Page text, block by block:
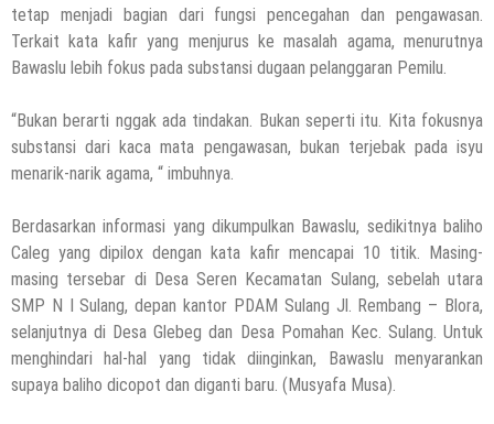
tetap menjadi bagian dari fungsi pencegahan dan pengawasan.
Terkait kata kafir yang menjurus ke masalah agama, menurutnya
Bawaslu lebih fokus pada substansi dugaan pelanggaran Pemilu.
“Bukan berarti nggak ada tindakan. Bukan seperti itu. Kita fokusnya
substansi dari kaca mata pengawasan, bukan terjebak pada isyu
menarik-narik agama, “ imbuhnya.
Berdasarkan informasi yang dikumpulkan Bawaslu, sedikitnya baliho
Caleg yang dipilox dengan kata kafir mencapai 10 titik. Masing-
masing tersebar di Desa Seren Kecamatan Sulang, sebelah utara
SMP N I Sulang, depan kantor PDAM Sulang Jl. Rembang – Blora,
selanjutnya di Desa Glebeg dan Desa Pomahan Kec. Sulang. Untuk
menghindari hal-hal yang tidak diinginkan, Bawaslu menyarankan
supaya baliho dicopot dan diganti baru. (Musyafa Musa).